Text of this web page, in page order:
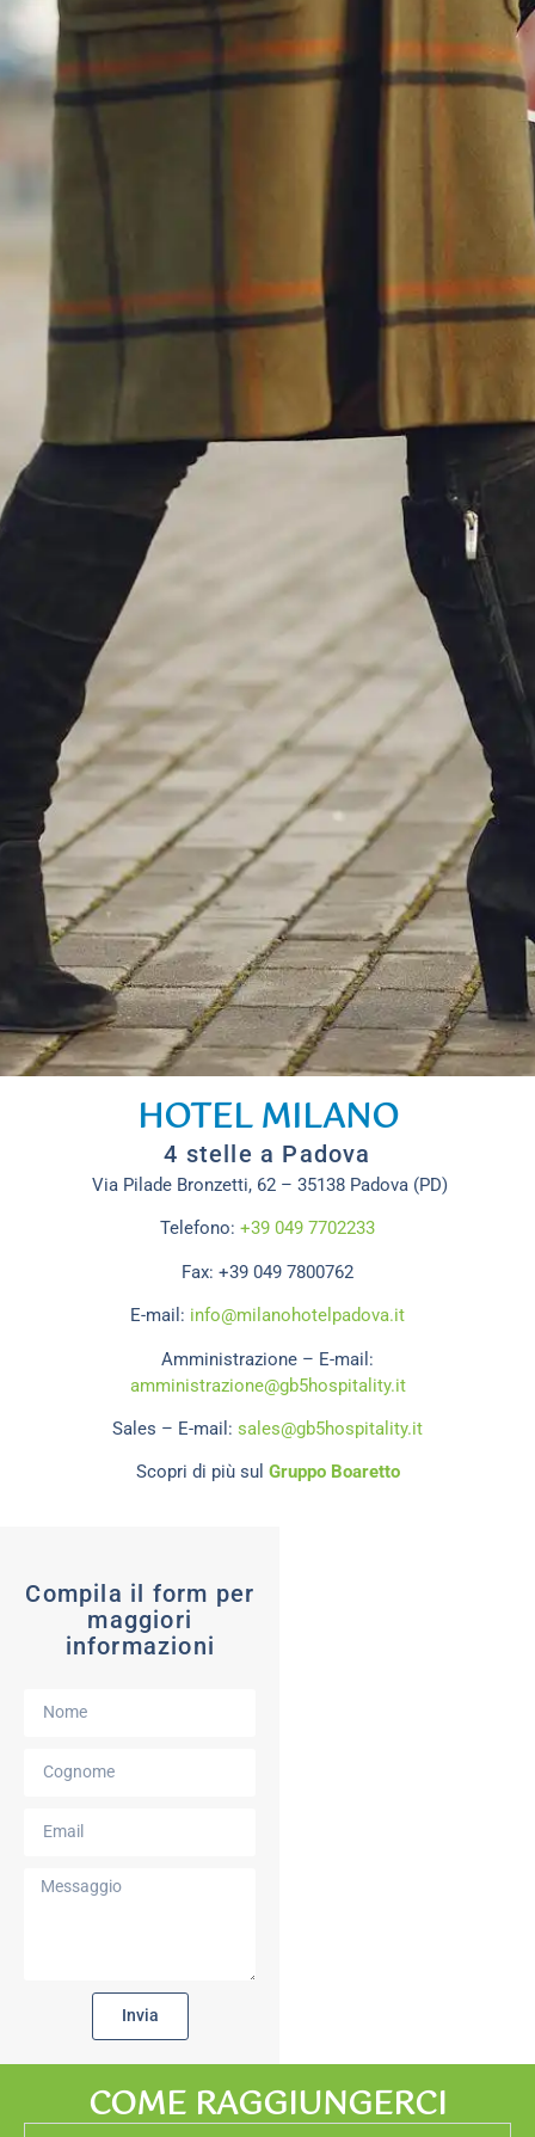
HOTEL MILANO
4 stelle a Padova
Via Pilade Bronzetti, 62 – 35138 Padova (PD)
Telefono: +39 049 7702233
Fax: +39 049 7800762
E-mail: info@milanohotelpadova.it
Amministrazione – E-mail:
amministrazione@gb5hospitality.it
Sales – E-mail: sales@gb5hospitality.it
Scopri di più sul Gruppo Boaretto
Compila il form per
maggiori
informazioni
Invia
COME RAGGIUNGERCI